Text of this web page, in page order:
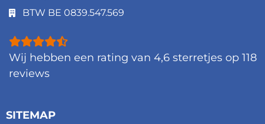
BTW BE 0839.547.569
Wij hebben een rating van 4,6 sterretjes op 118
reviews
SITEMAP